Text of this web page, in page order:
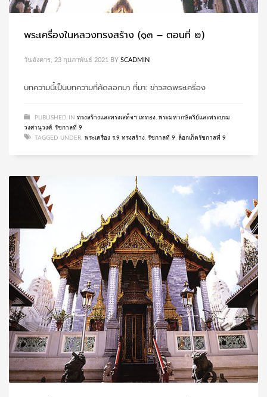
พระเครื่องในหลวงทรงสร้าง (๑๓ – ตอนที่ ๒)
วันอังคาร, 23 กุมภาพันธ์ 2021 BY SCADMIN
บทความนี้เป็นบทความที่คัดลอกมา ที่มา: ข่าวสดพระเครื่อง
PUBLISHED IN ทรงสร้างและทรงเสด็จฯ เททอง พระมหากษัตริย์และพระบรม
วงศานุวงศ์ รัชกาลที่ 9
TAGGED UNDER: พระเครื่อง ร.9 ทรงสร้าง รัชกาลที่ 9 ล็อกเก็ตรัชกาลที่ 9